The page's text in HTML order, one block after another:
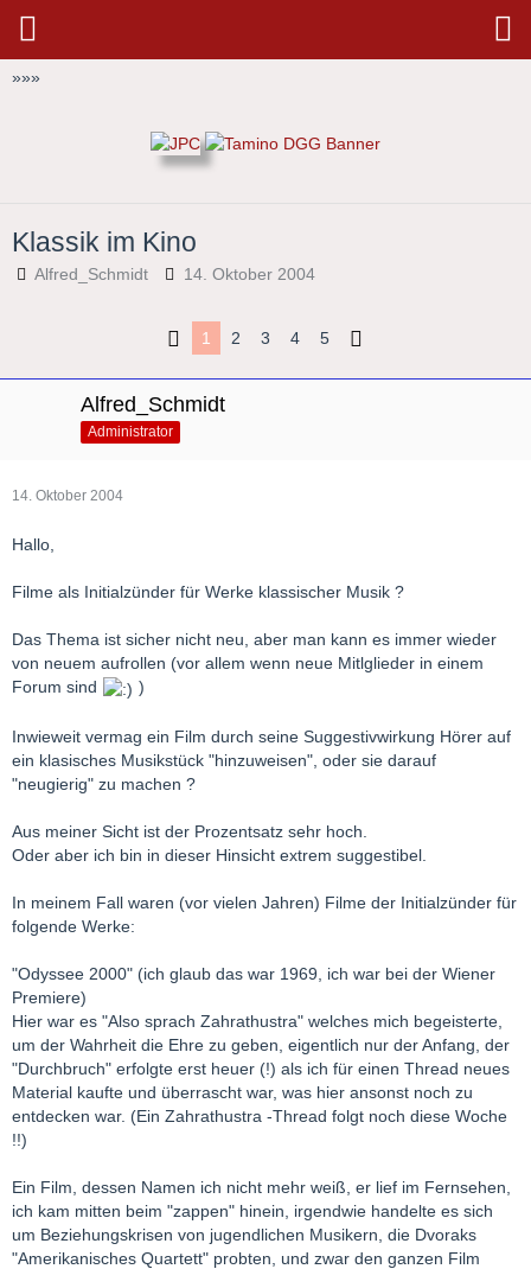
»»»
Klassik im Kino
Alfred_Schmidt 14. Oktober 2004
1 2 3 4 5
Alfred_Schmidt
Administrator
14. Oktober 2004
Hallo,
Filme als Initialzünder für Werke klassischer Musik ?
Das Thema ist sicher nicht neu, aber man kann es immer wieder
von neuem aufrollen (vor allem wenn neue Mitlglieder in einem
Forum sind
)
Inwieweit vermag ein Film durch seine Suggestivwirkung Hörer auf
ein klasisches Musikstück "hinzuweisen", oder sie darauf
"neugierig" zu machen ?
Aus meiner Sicht ist der Prozentsatz sehr hoch.
Oder aber ich bin in dieser Hinsicht extrem suggestibel.
In meinem Fall waren (vor vielen Jahren) Filme der Initialzünder für
folgende Werke:
"Odyssee 2000" (ich glaub das war 1969, ich war bei der Wiener
Premiere)
Hier war es "Also sprach Zahrathustra" welches mich begeisterte,
um der Wahrheit die Ehre zu geben, eigentlich nur der Anfang, der
"Durchbruch" erfolgte erst heuer (!) als ich für einen Thread neues
Material kaufte und überrascht war, was hier ansonst noch zu
entdecken war. (Ein Zahrathustra -Thread folgt noch diese Woche
!!)
Ein Film, dessen Namen ich nicht mehr weiß, er lief im Fernsehen,
ich kam mitten beim "zappen" hinein, irgendwie handelte es sich
um Beziehungskrisen von jugendlichen Musikern, die Dvoraks
"Amerikanisches Quartett" probten, und zwar den ganzen Film